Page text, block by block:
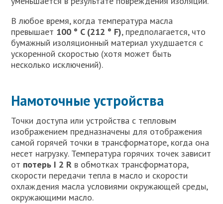
В любое время, когда температура масла
превышает 100 ° C (212 ° F), предполагается, что
бумажный изоляционный материал ухудшается с
ускоренной скоростью (хотя может быть
несколько исключений).
Намоточные устройства
Точки доступа или устройства с тепловым
изображением предназначены для отображения
самой горячей точки в трансформаторе, когда она
несет нагрузку. Температура горячих точек зависит
от потерь I 2 R в обмотках трансформатора,
скорости передачи тепла в масло и скорости
охлаждения масла условиями окружающей среды,
окружающими масло.